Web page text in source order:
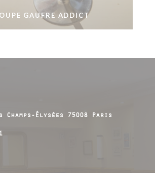
GAUFRE ADDICT
Champs-Élysées 75008 Paris